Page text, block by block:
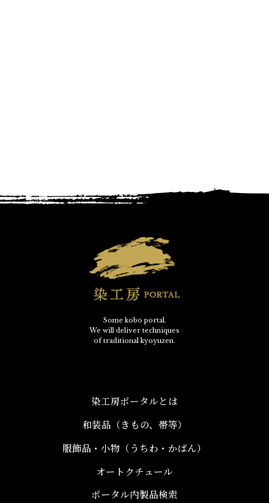
Some kobo portal.
We will deliver techniques
of traditional kyoyuzen.
染工房ポータルとは
和装品（きもの、帯等）​
服飾品・小物​（うちわ・かばん）
オートクチュール
ポータル内製品検索